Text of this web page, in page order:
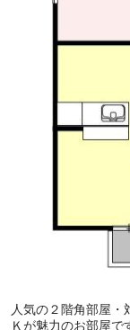
人気の２階角部屋・
Ｋが魅力のお部屋